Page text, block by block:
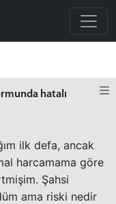
hatalı
ilk defa, ancak
harcamama göre
Şahsi
ama riski nedir